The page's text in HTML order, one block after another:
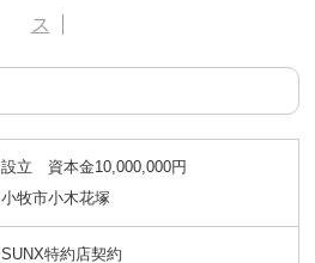
ス
設立 資本金10,000,000円
小牧市小木花塚
SUNX特約店契約